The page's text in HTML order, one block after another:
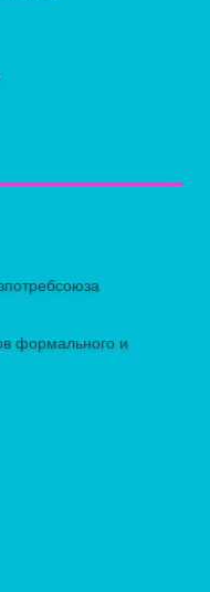
формального и